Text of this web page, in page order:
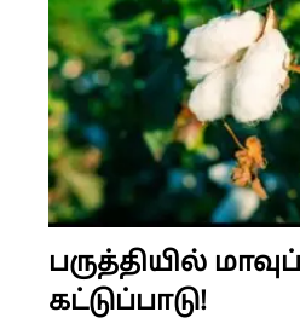
பருத்தியில்
கட்டுப்பாடு!